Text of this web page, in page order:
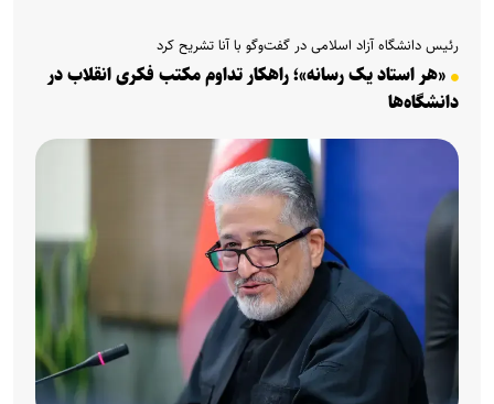
رئیس دانشگاه آزاد اسلامی در گفت‌وگو با آنا تشریح کرد
«هر استاد یک رسانه»؛ راهکار تداوم مکتب فکری انقلاب در
دانشگاه‌ها